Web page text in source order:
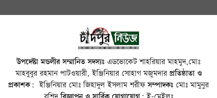
উপদেষ্টা মন্ডলীর সম্মানিত সদস্যঃ এডভোকেট শাহরিয়ার মাহমুদ,মোঃ
মাহবুবুর রহমান পাটওয়ারী, ইঞ্জিনিয়ার সোহাগ মজুমদারপ্রতিষ্ঠাতা ও
প্রকাশক: ইঞ্জিনিয়ার মোঃ জিহাদুল ইসলাম শরীফসম্পাদকঃ মোঃ মামুনুর